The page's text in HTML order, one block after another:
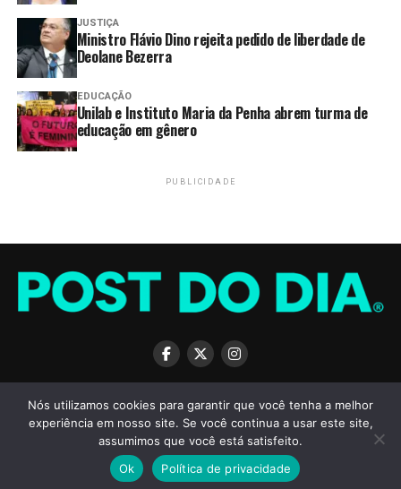
não devem arcar com as
consequências das guerras.
da Assembleia Legislativa do Rio
de Janeiro
Por enquanto,não há nova reunião agendada
entre os
representantes dos governos de Brasil e Estados Unidos,
mas o Palácio do Planalto considera que o
político é favorável a avanços nas negociações
Fonte:Agência Brasil
AGÊNCIA BRASIL
POLÍTICA
JUSTIÇA
Ministro Flávio Dino rejeita pedido de liberdade de
Deolane Bezerra
EDUCAÇÃO
Unilab e Instituto Maria da Penha abrem turma de
educação em gênero
PUBLICIDADE
SOBRE TERMOS DE USO PRIVACIDADE ANUNCIE CONTATO
Copyright © 2026 POST DO DIA - Todos os direitos reservados.
Nós utilizamos cookies para garantir que você tenha a melhor
experiência em nosso site. Se você continua a usar este site,
assumimos que você está satisfeito.
Ok
Política de privacidade